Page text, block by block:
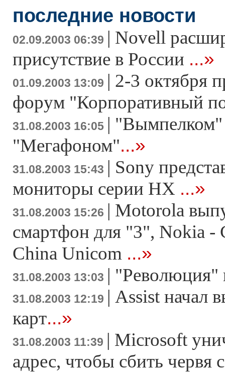
последние новости
02.09.2003 06:39 | Novell
присутствие в России ...»
01.09.2003 13:09 | 2-3 октября
форум "Корпоративный
31.08.2003 16:05 | "Вымпелком"
"Мегафоном"...»
31.08.2003 15:43 | Sony
мониторы серии HХ ...»
31.08.2003 15:26 | Motorola
смартфон для "3", Nokia -
China Unicom ...»
31.08.2003 13:03 | "Революция"
31.08.2003 12:19 | Аssist начал
карт...»
31.08.2003 11:39 | Microsoft
адрес, чтобы сбить червя